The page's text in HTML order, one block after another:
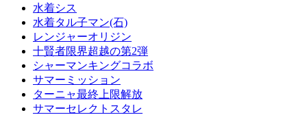
水着シス
水着タル子マン(石)
レンジャーオリジン
十賢者限界超越の第2弾
シャーマンキングコラボ
サマーミッション
ターニャ最終上限解放
サマーセレクトスタレ